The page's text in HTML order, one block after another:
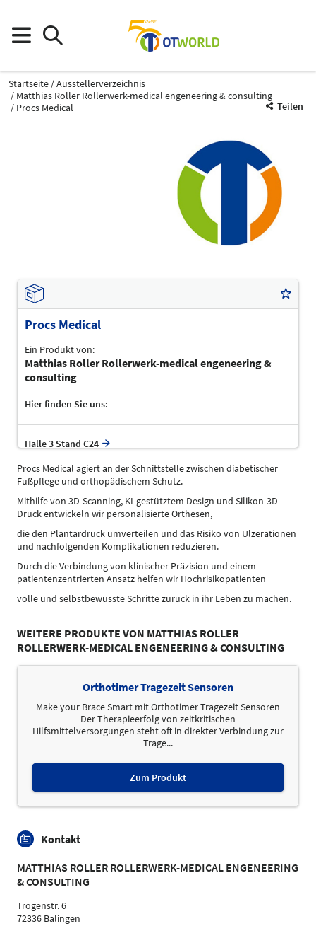
Startseite
Ausstellerverzeichnis
Matthias Roller Rollerwerk-medical engeneering & consulting
Procs Medical
Teilen
Procs Medical
Ein Produkt von:
Matthias Roller Rollerwerk-medical engeneering &
consulting
Hier finden Sie uns:
Halle 3 Stand C24
Procs Medical agiert an der Schnittstelle zwischen diabetischer
Fußpflege und orthopädischem Schutz.
Mithilfe von 3D-Scanning, KI-gestütztem Design und Silikon-3D-
Druck entwickeln wir personalisierte Orthesen,
die den Plantardruck umverteilen und das Risiko von Ulzerationen
und nachfolgenden Komplikationen reduzieren.
Durch die Verbindung von klinischer Präzision und einem
patientenzentrierten Ansatz helfen wir Hochrisikopatienten
volle und selbstbewusste Schritte zurück in ihr Leben zu machen.
WEITERE PRODUKTE VON MATTHIAS ROLLER
ROLLERWERK-MEDICAL ENGENEERING & CONSULTING
Orthotimer Tragezeit Sensoren
Make your Brace Smart mit Orthotimer Tragezeit Sensoren
Der Therapieerfolg von zeitkritischen
Hilfsmittelversorgungen steht oft in direkter Verbindung zur
Trage...
Zum Produkt
Kontakt
MATTHIAS ROLLER ROLLERWERK-MEDICAL ENGENEERING
& CONSULTING
Trogenstr. 6
72336 Balingen